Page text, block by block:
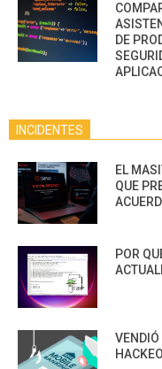
DE
INCIDENTES
EL
QUE
POR
VENDIÓ